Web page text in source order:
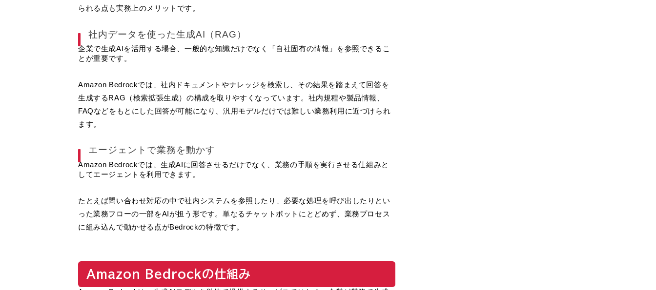
られる点も実務上のメリットです。
社内データを使った生成AI（RAG）
企業で生成AIを活用する場合、一般的な知識だけでなく「自社固有の情報」を参照できるこ
とが重要です。
Amazon Bedrockでは、社内ドキュメントやナレッジを検索し、その結果を踏まえて回答を
生成するRAG（検索拡張生成）の構成を取りやすくなっています。社内規程や製品情報、
FAQなどをもとにした回答が可能になり、汎用モデルだけでは難しい業務利用に近づけられ
ます。
エージェントで業務を動かす
Amazon Bedrockでは、生成AIに回答させるだけでなく、業務の手順を実行させる仕組みと
してエージェントを利用できます。
たとえば問い合わせ対応の中で社内システムを参照したり、必要な処理を呼び出したりとい
った業務フローの一部をAIが担う形です。単なるチャットボットにとどめず、業務プロセス
に組み込んで動かせる点がBedrockの特徴です。
Amazon Bedrockの仕組み